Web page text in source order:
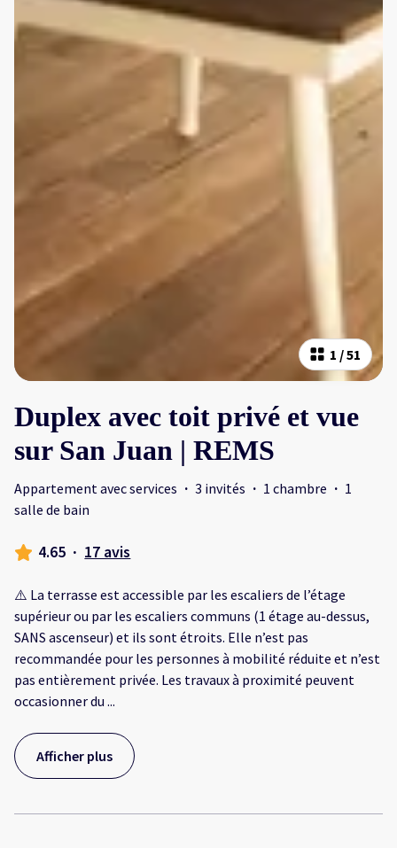
1 /51
Duplex avec toit privé et vue
sur San Juan | REMS
Appartement avec services · 3 invités · 1 chambre · 1
salle de bain
4.65 · 17 avis
⚠️ La terrasse est accessible par les escaliers de l’étage
supérieur ou par les escaliers communs (1 étage au-dessus,
SANS ascenseur) et ils sont étroits. Elle n’est pas
recommandée pour les personnes à mobilité réduite et n’est
pas entièrement privée. Les travaux à proximité peuvent
occasionner du ...
Afficher plus